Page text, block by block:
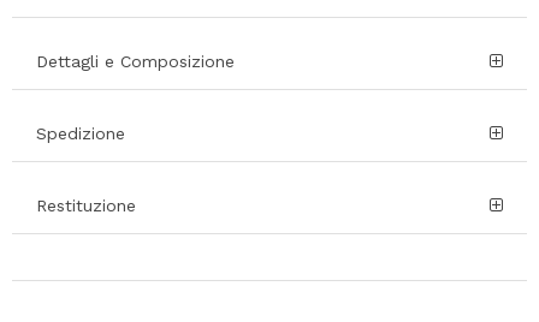
Dettagli e Composizione
Spedizione
Restituzione